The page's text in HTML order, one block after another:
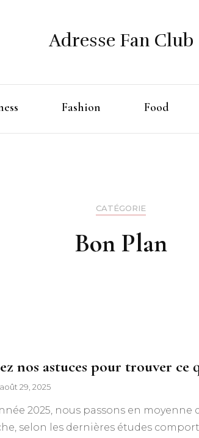
Adresse Fan Club
Fashion Food
CATÉGORIE
Bon Plan
nos astuces pour trouver ce
août 29, 2025
2025, nous passons en
selon les dernières études